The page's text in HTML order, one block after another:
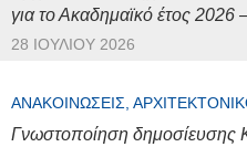
για το Ακαδημαϊκό έτος 2026
28 ΙΟΥΛΊΟΥ 2026
ΑΝΑΚΟΙΝΏΣΕΙΣ,
Γνωστοποίηση δημοσίευσης